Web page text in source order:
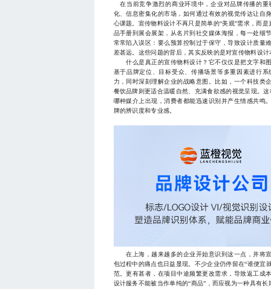
在当前竞争激烈的商业环境中，企业对品牌传播的
化、信息密集化的市场，如何通过有效的视觉传达让自
心课题。宣传物料设计不再只是简单的“美观”需求，而
品手册到展会展架，从名片到社交媒体海报，每一处细
常常陷入误区：要么预算控制过于保守，导致设计质量
差甚远。这些问题的背后，其实反映的是对宣传物料设
什么是真正的宣传物料设计？它不仅仅是把文字和
基于品牌定位、目标受众、传播场景等多重因素进行
力，同时深刻理解企业的战略意图。比如，一个科技类
餐饮品牌则更适合温暖自然、充满食欲感的视觉呈现。
哪种媒介上出现，消费者都能迅速识别并产生情感共鸣
牌的辨识度和专业感。
在上海，越来越多的企业开始意识到这一点，并将
包过程中的痛点也日益显现。不少企业仍停留在“谁便宜
范。更有甚者，在项目中途频繁更改需求，导致返工成
设计服务不能被当作单纯的“商品”，而应视为一种具有长